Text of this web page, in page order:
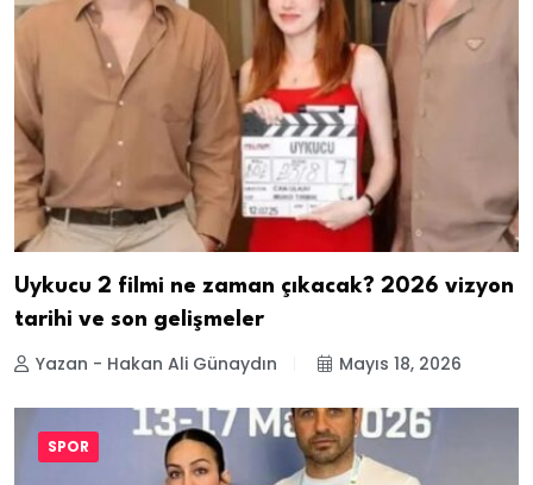
Uykucu 2 filmi ne zaman çıkacak? 2026 vizyon
tarihi ve son gelişmeler
Yazan - Hakan Ali Günaydın Mayıs 18, 2026
SPOR